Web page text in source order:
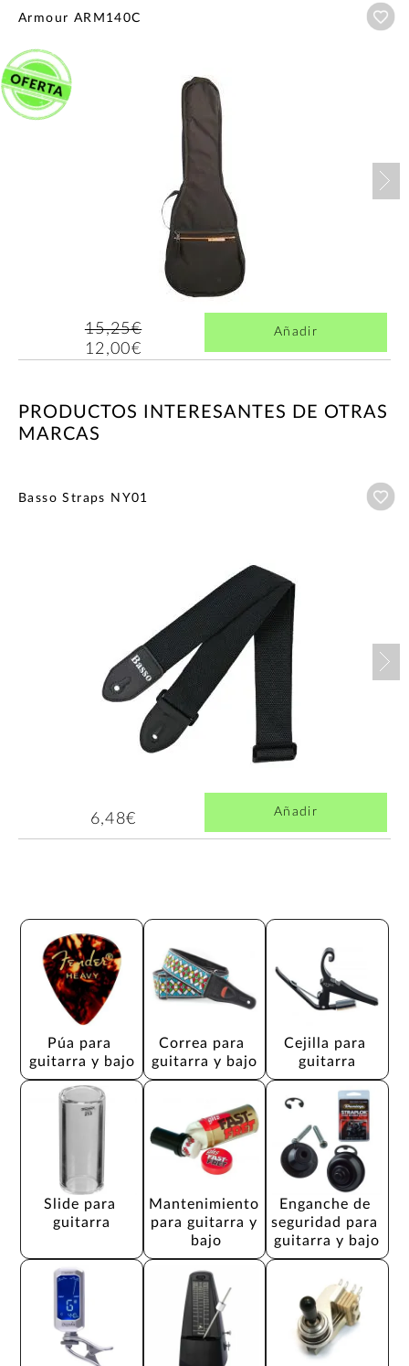
Armour ARM140C
15,25€
12,00€
Añadir
PRODUCTOS INTERESANTES DE OTRAS
MARCAS
Basso Straps NY01
6,48€ Añadir
Púa para
guitarra y bajo
Correa para
guitarra y bajo
Cejilla para
guitarra
Slide para
guitarra
Mantenimiento
para guitarra y
bajo
Enganche de
seguridad para
guitarra y bajo